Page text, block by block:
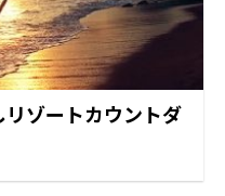
リゾートカウントダ